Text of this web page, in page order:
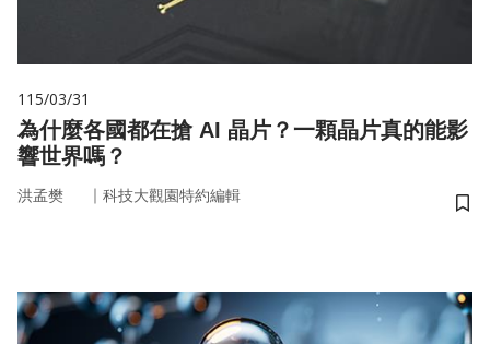
115/03/31
為什麼各國都在搶 AI 晶片？一顆晶片真的能影
響世界嗎？
洪孟樊 ｜ 科技大觀園特約編輯
儲